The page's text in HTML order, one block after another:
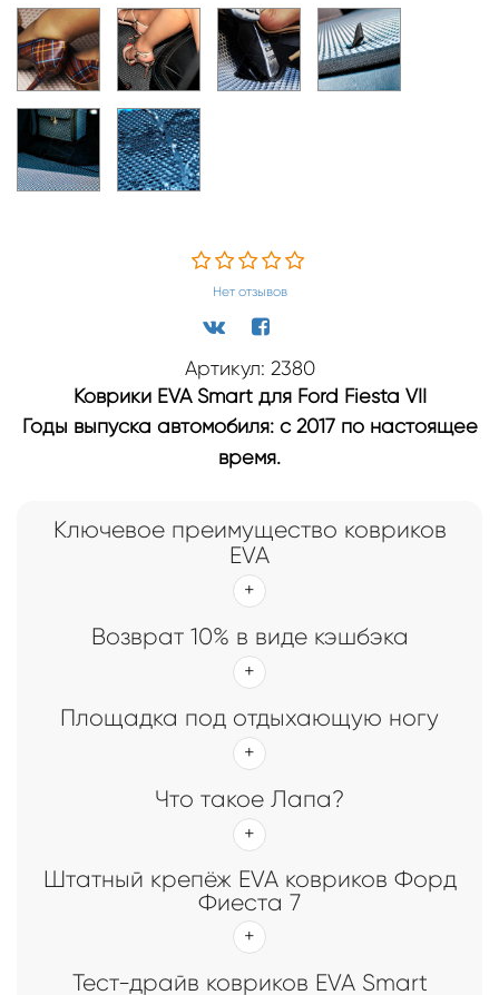
Нет отзывов
Артикул: 2380
Коврики EVA Smart для Ford Fiesta VII
Годы выпуска автомобиля: с 2017 по настоящее
время.
Ключевое преимущество ковриков
EVA
Возврат 10% в виде кэшбэка
Площадка под отдыхающую ногу
Что такое Лапа?
Штатный крепёж EVA ковриков Форд
Фиеста 7
Тест-драйв ковриков EVA Smart